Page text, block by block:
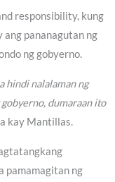
responsibility, kung
pananagutan ng
ng gobyerno.
hindi nalalaman ng
gobyerno, dumaraan ito
kay Mantillas.
pamamagitan ng